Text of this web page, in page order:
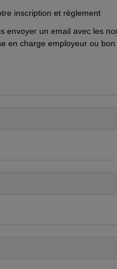
inscription et règlement
envoyer un email avec les
en charge employeur ou bon